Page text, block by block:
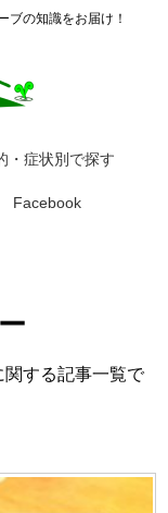
ブの知識をお届け！
・症状別で探す
Facebook
する記事一覧で